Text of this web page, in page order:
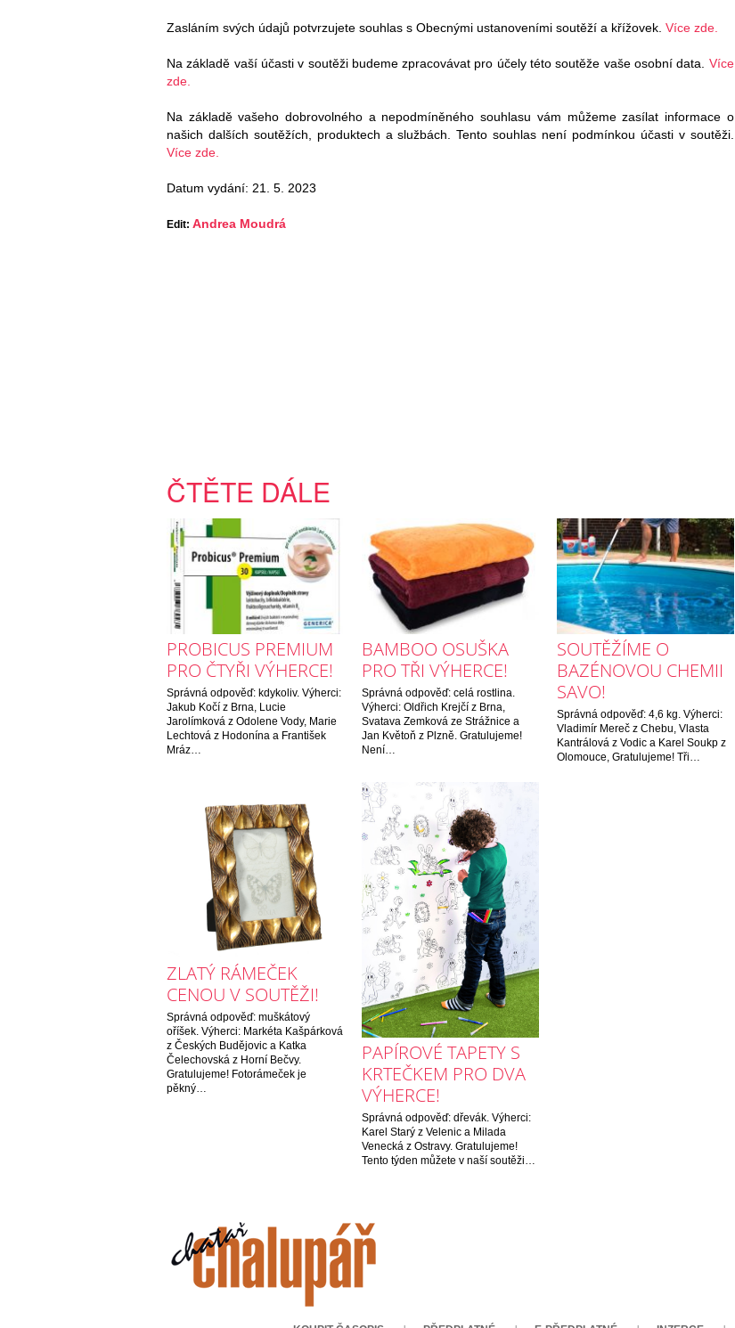
Zasláním svých údajů potvrzujete souhlas s Obecnými ustanoveními soutěží a křížovek. Více zde.
Na základě vaší účasti v soutěži budeme zpracovávat pro účely této soutěže vaše osobní data. Více
zde.
Na základě vašeho dobrovolného a nepodmíněného souhlasu vám můžeme zasílat informace o
našich dalších soutěžích, produktech a službách. Tento souhlas není podmínkou účasti v soutěži.
Více zde.
Datum vydání: 21. 5. 2023
Edit: Andrea Moudrá
ČTĚTE DÁLE
PROBICUS PREMIUM
PRO ČTYŘI VÝHERCE!
Správná odpověď: kdykoliv. Výherci:
Jakub Kočí z Brna, Lucie
Jarolímková z Odolene Vody, Marie
Lechtová z Hodonína a František
Mráz…
BAMBOO OSUŠKA
PRO TŘI VÝHERCE!
Správná odpověď: celá rostlina.
Výherci: Oldřich Krejčí z Brna,
Svatava Zemková ze Strážnice a
Jan Květoň z Plzně. Gratulujeme!
Není…
SOUTĚŽÍME O
BAZÉNOVOU CHEMII
SAVO!
Správná odpověď: 4,6 kg. Výherci:
Vladimír Mereč z Chebu, Vlasta
Kantrálová z Vodic a Karel Soukp z
Olomouce, Gratulujeme! Tři…
ZLATÝ RÁMEČEK
CENOU V SOUTĚŽI!
Správná odpověď: muškátový
oříšek. Výherci: Markéta Kašpárková
z Českých Budějovic a Katka
Čelechovská z Horní Bečvy.
Gratulujeme! Fotorámeček je
pěkný…
PAPÍROVÉ TAPETY S
KRTEČKEM PRO DVA
VÝHERCE!
Správná odpověď: dřevák. Výherci:
Karel Starý z Velenic a Milada
Venecká z Ostravy. Gratulujeme!
Tento týden můžete v naší soutěži…